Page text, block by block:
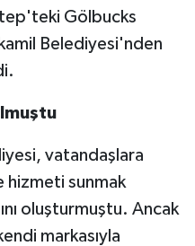
Gölbucks
Belediyesi'nden
vatandaşlara
hizmeti sunmak
oluşturmuştu. Ancak
markasıyla